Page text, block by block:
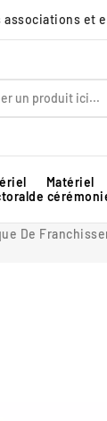
et
Matériel
de
De